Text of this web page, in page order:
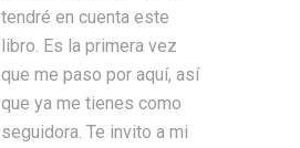
tendré en cuenta este
libro. Es la primera vez
que me paso por aquí, así
que ya me tienes como
seguidora. Te invito a mi